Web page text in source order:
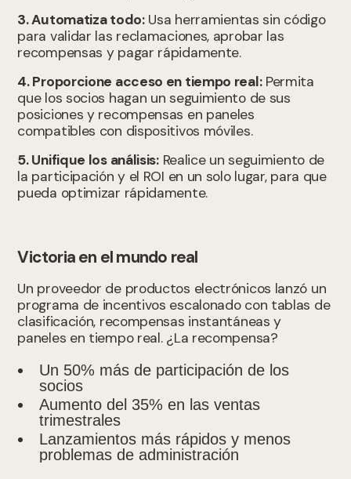
3. Automatiza todo:Usa herramientas sin código
para validar las reclamaciones, aprobar las
recompensas y pagar rápidamente.
4. Proporcione acceso en tiempo real:Permita
que los socios hagan un seguimiento de sus
posiciones y recompensas en paneles
compatibles con dispositivos móviles.
5. Unifique los análisis:Realice un seguimiento de
la participación y el ROI en un solo lugar, para que
pueda optimizar rápidamente.
Victoria en el mundo real
Un proveedor de productos electrónicos lanzó un
programa de incentivos escalonado con tablas de
clasificación, recompensas instantáneas y
paneles en tiempo real. ¿La recompensa?
Un 50% más de participación de los
socios
Aumento del 35% en las ventas
trimestrales
Lanzamientos más rápidos y menos
problemas de administración